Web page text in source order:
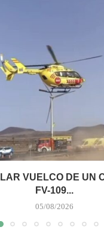
VUELCO DE UN
FV-109...
05/08/2026